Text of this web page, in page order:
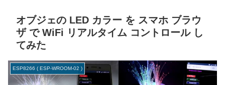
オブジェの LED カラー を スマホ ブラウ
ザ で WiFi リアルタイム コントロール し
てみた
ESP8266 ( ESP-WROOM-02 )